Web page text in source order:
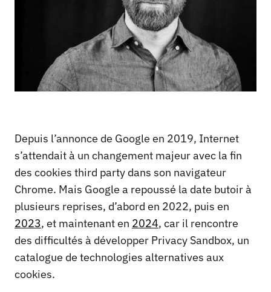
Depuis l’annonce de Google en 2019, Internet
s’attendait à un changement majeur avec la fin
des cookies third party dans son navigateur
Chrome. Mais Google a repoussé la date butoir à
plusieurs reprises, d’abord en 2022, puis en
2023, et maintenant en 2024, car il rencontre
des difficultés à développer Privacy Sandbox, un
catalogue de technologies alternatives aux
cookies.